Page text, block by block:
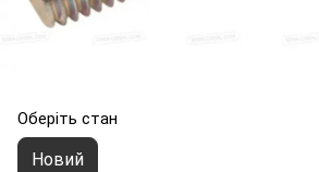
Оберіть стан
Новий